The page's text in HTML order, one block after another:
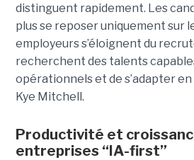
distinguent rapidement. Les
plus se reposer uniquement sur
employeurs s’éloignent du
recherchent des talents
opérationnels et de s’adapter
Kye Mitchell.
Productivité et
entreprises “IA-first”